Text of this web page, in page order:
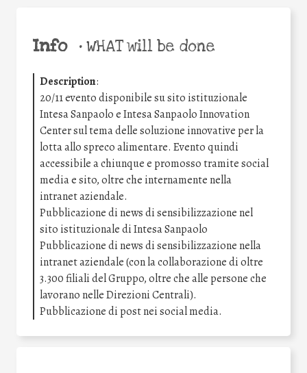
Info •WHAT will be done
Description:
20/11 evento disponibile su sito istituzionale
Intesa Sanpaolo e Intesa Sanpaolo Innovation
Center sul tema delle soluzione innovative per la
lotta allo spreco alimentare. Evento quindi
accessibile a chiunque e promosso tramite social
media e sito, oltre che internamente nella
intranet aziendale.
Pubblicazione di news di sensibilizzazione nel
sito istituzionale di Intesa Sanpaolo
Pubblicazione di news di sensibilizzazione nella
intranet aziendale (con la collaborazione di oltre
3.300 filiali del Gruppo, oltre che alle persone che
lavorano nelle Direzioni Centrali).
Pubblicazione di post nei social media.